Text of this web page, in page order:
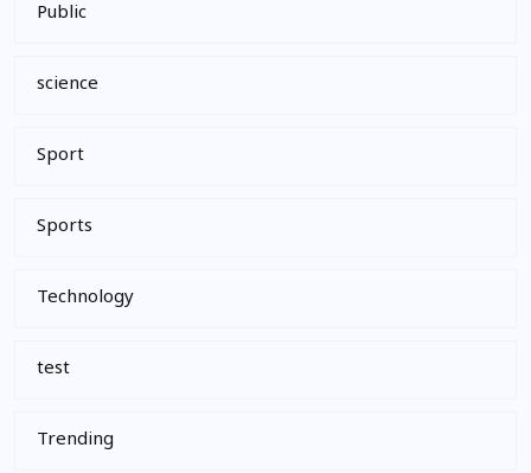
Public
science
Sport
Sports
Technology
test
Trending